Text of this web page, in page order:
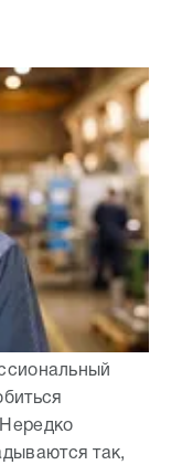
так,